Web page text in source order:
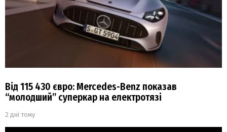
Від 115 430 євро: Mercedes-Benz показав
“молодший” суперкар на електротязі
2 дні тому